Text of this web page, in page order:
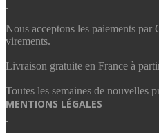
Nous acceptons les paiements par
virements.
Livraison gratuite en France à
Toutes les semaines de nouvelles
MENTIONS LÉGALES